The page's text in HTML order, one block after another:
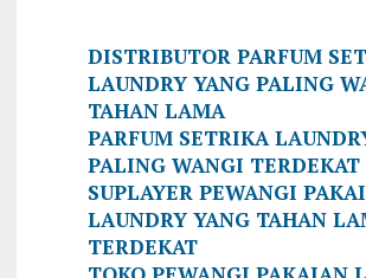
DISTRIBUTOR PARFUM
LAUNDRY YANG PALING
TAHAN LAMA
PARFUM SETRIKA
PALING WANGI TERDEKAT
SUPLAYER PEWANGI
LAUNDRY YANG TAHAN
TERDEKAT